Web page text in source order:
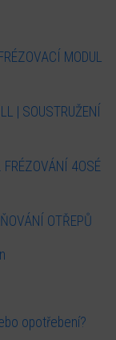
MODUL
| SOUSTRUŽENÍ
4OSÉ
OTŘEPŮ
opotřebení?